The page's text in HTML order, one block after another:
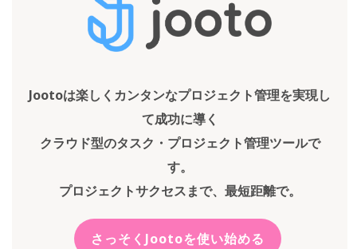
Jootoは楽しくカンタンなプロジェクト管理を実現し
て成功に導く
クラウド型のタスク・プロジェクト管理ツールで
す。
プロジェクトサクセスまで、最短距離で。
さっそくJootoを使い始める